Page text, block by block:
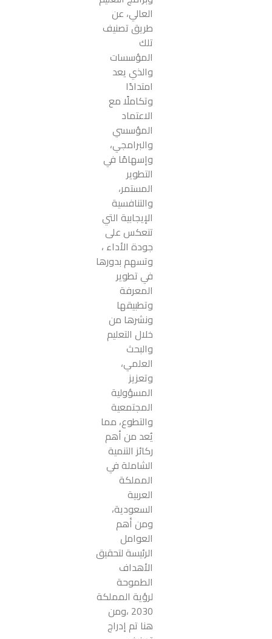
العالي، عن
طريق تصنيف
تلك
المؤسسات
والذي يعد
امتدادًا
وتكاملًا مع
الاعتماد
المؤسسي
والبرامجي،
وإسهامًا في
التطوير
المستمر،
والتنافسية
الإيجابية التي
تنعكس على
جودة الأداء ،
وتسهم بدورها
في تطوير
المعرفة
وتطبيقها
ونشرها من
خلال التعليم
والبحث
العلمي،
وتعزيز
المسؤولية
المجتمعية
والتطوع، مما
يُعد من أهم
ركائز التنمية
الشاملة في
المملكة
العربية
السعودية،
ومن أهم
العوامل
الرئيسة لتحقيق
الأهداف
الطموحة
لرؤية المملكة
2030 ،ومن
هنا تم إدراج